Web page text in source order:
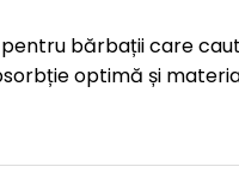
bărbații care
optimă și